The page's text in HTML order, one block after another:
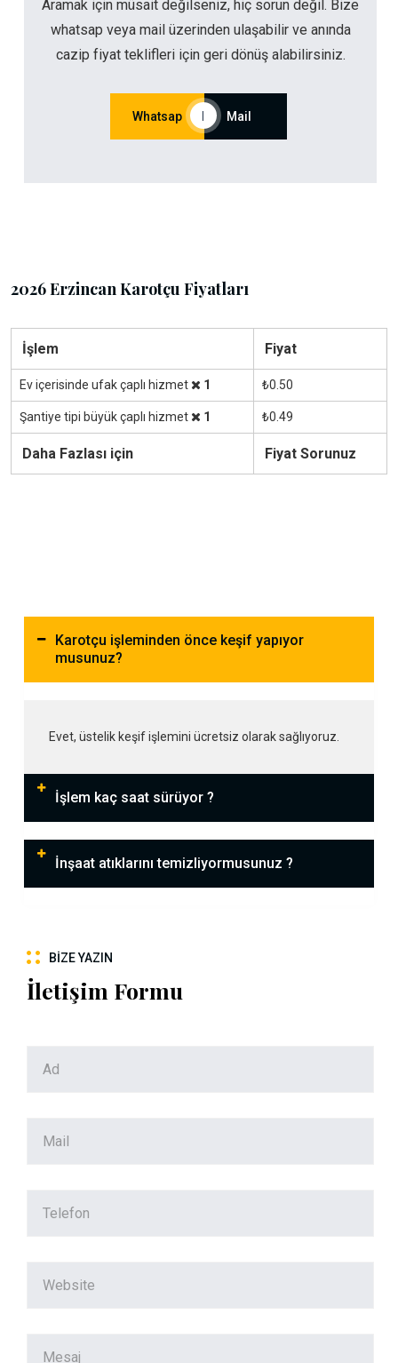
Aramak için müsait değilseniz, hiç sorun değil. Bize
whatsap veya mail üzerinden ulaşabilir ve anında
cazip fiyat teklifleri için geri dönüş alabilirsiniz.
Whatsap Mail
2026 Erzincan Karotçu Fiyatları
İşlem Fiyat
Ev içerisinde ufak çaplı hizmet 1 ₺0.50
Şantiye tipi büyük çaplı hizmet 1 ₺0.49
Daha Fazlası için Fiyat Sorunuz
Karotçu işleminden önce keşif yapıyor
musunuz?
Evet, üstelik keşif işlemini ücretsiz olarak sağlıyoruz.
İşlem kaç saat sürüyor ?
İnşaat atıklarını temizliyormusunuz ?
BIZE YAZIN
İletişim Formu